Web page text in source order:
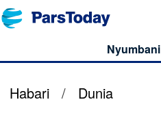
Nyumbani
Habari / Dunia